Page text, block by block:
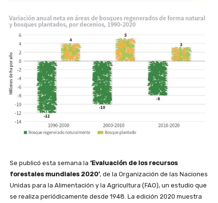
Se publicó esta semana la ‘Evaluación de los recursos
forestales mundiales 2020’, de la Organización de las Naciones
Unidas para la Alimentación y la Agricultura (FAO), un estudio que
se realiza periódicamente desde 1948. La edición 2020 muestra